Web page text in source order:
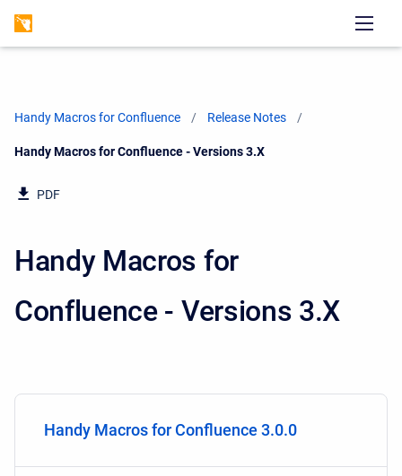
Handy Macros for Confluence Release Notes
Current:
Handy Macros for Confluence - Versions 3.X
PDF
Handy Macros for
Confluence - Versions 3.X
Handy Macros for Confluence 3.0.0